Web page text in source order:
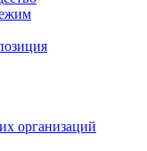
организаций